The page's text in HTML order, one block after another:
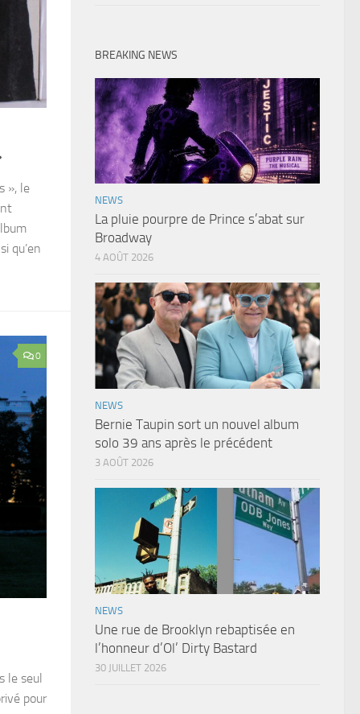
», le
qu’en
0
le seul
pour
BREAKING NEWS
NEWS
La pluie pourpre de Prince s’abat sur
Broadway
4 AOÛT 2026
NEWS
Bernie Taupin sort un nouvel album
solo 39 ans après le précédent
3 AOÛT 2026
NEWS
Une rue de Brooklyn rebaptisée en
l’honneur d’Ol’ Dirty Bastard
30 JUILLET 2026